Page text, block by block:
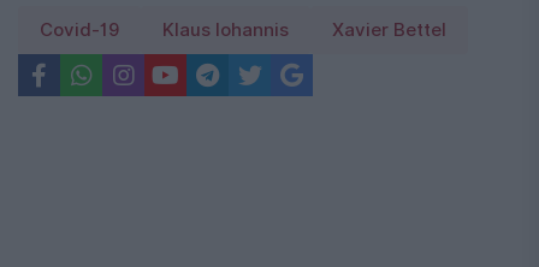
Covid-19 Klaus Iohannis Xavier Bettel